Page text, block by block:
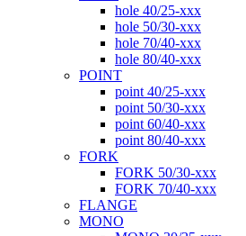
hole 40/25-xxx
hole 50/30-xxx
hole 70/40-xxx
hole 80/40-xxx
POINT
point 40/25-xxx
point 50/30-xxx
point 60/40-xxx
point 80/40-xxx
FORK
FORK 50/30-xxx
FORK 70/40-xxx
FLANGE
MONO